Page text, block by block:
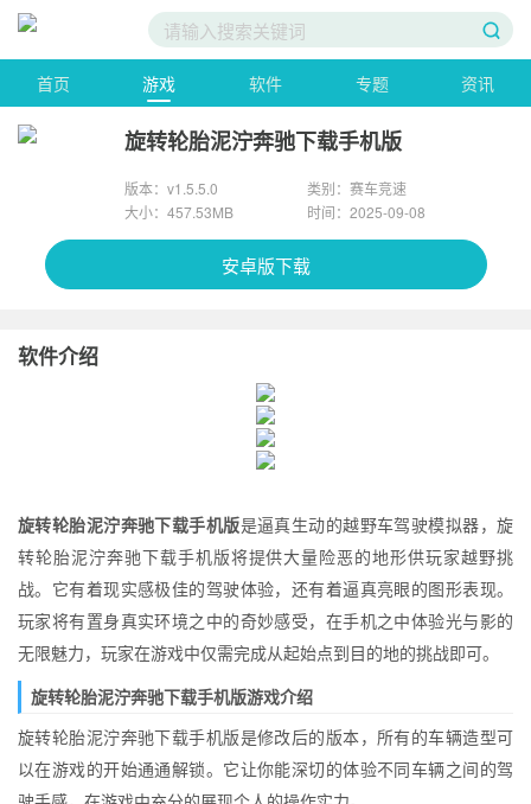
首页 游戏 软件 专题 资讯
旋转轮胎泥泞奔驰下载手机版
版本：v1.5.5.0
类别：赛车竞速
大小：457.53MB
时间：2025-09-08
安卓版下载
软件介绍
旋转轮胎泥泞奔驰下载手机版是逼真生动的越野车驾驶模拟器，旋
转轮胎泥泞奔驰下载手机版将提供大量险恶的地形供玩家越野挑
战。它有着现实感极佳的驾驶体验，还有着逼真亮眼的图形表现。
玩家将有置身真实环境之中的奇妙感受，在手机之中体验光与影的
无限魅力，玩家在游戏中仅需完成从起始点到目的地的挑战即可。
旋转轮胎泥泞奔驰下载手机版游戏介绍
旋转轮胎泥泞奔驰下载手机版是修改后的版本，所有的车辆造型可
以在游戏的开始通通解锁。它让你能深切的体验不同车辆之间的驾